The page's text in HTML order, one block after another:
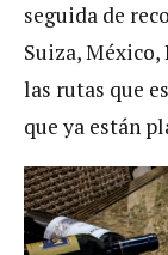
seguida de
Suiza, México,
las rutas que
que ya están